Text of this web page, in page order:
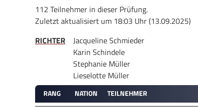
112 Teilnehmer in dieser Prüfung.
Zuletzt aktualisiert um 18:03 Uhr (13.09.2025)
RICHTER
Jacqueline Schmieder
Karin Schindele
Stephanie Müller
Lieselotte Müller
RANG NATION TEILNEHMER